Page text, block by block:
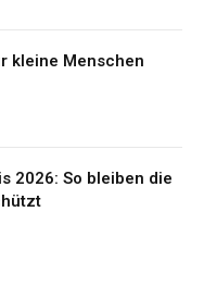
kleine Menschen
2026: So bleiben die